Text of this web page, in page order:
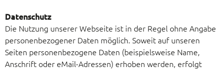
Datenschutz
Die Nutzung unserer Webseite ist in der Regel ohne Angabe
personenbezogener Daten möglich. Soweit auf unseren
Seiten personenbezogene Daten (beispielsweise Name,
Anschrift oder eMail-Adressen) erhoben werden, erfolgt